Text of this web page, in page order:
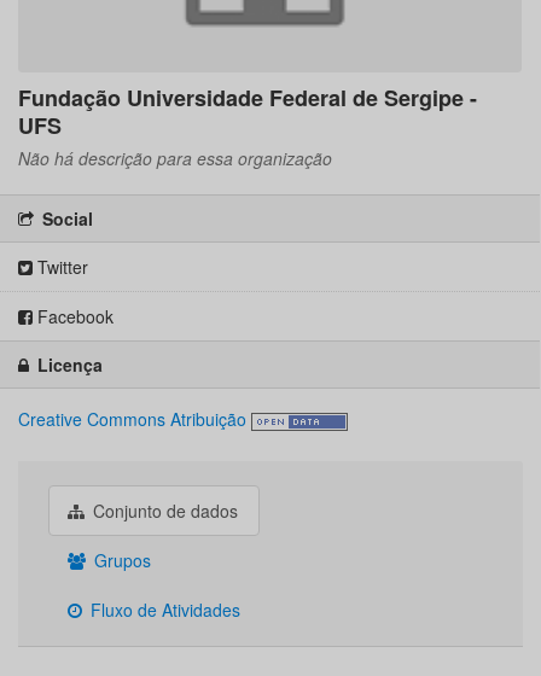
Fundação Universidade Federal de Sergipe -
UFS
Não há descrição para essa organização
Social
Twitter
Facebook
Licença
Creative Commons Atribuição
Conjunto de dados
Grupos
Fluxo de Atividades